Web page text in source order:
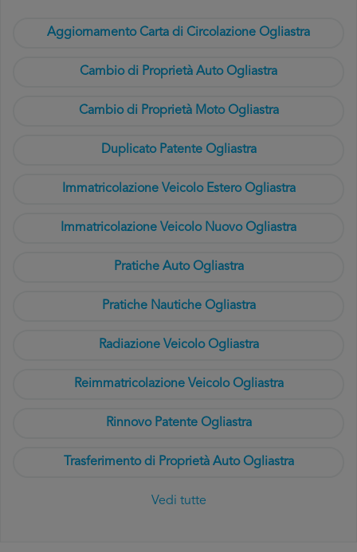
Aggiornamento Carta di Circolazione Ogliastra
Cambio di Proprietà Auto Ogliastra
Cambio di Proprietà Moto Ogliastra
Duplicato Patente Ogliastra
Immatricolazione Veicolo Estero Ogliastra
Immatricolazione Veicolo Nuovo Ogliastra
Pratiche Auto Ogliastra
Pratiche Nautiche Ogliastra
Radiazione Veicolo Ogliastra
Reimmatricolazione Veicolo Ogliastra
Rinnovo Patente Ogliastra
Trasferimento di Proprietà Auto Ogliastra
Vedi tutte